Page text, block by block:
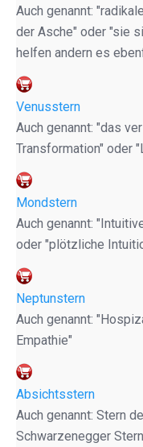
Auch genannt:
der Asche" oder "sie
helfen andern es
Venusstern
Auch genannt: "das
Transformation" oder
Mondstern
Auch genannt:
oder "plötzliche
Neptunstern
Auch genannt:
Empathie"
Absichtsstern
Auch genannt: Stern
Schwarzenegger